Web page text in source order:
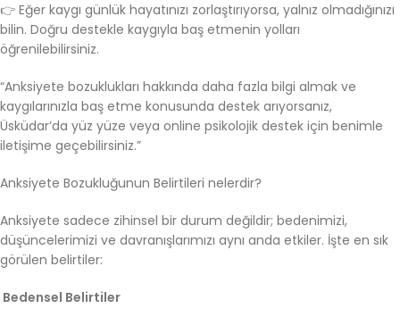
👉 Eğer kaygı günlük hayatınızı zorlaştırıyorsa, yalnız olmadığınızı
bilin. Doğru destekle kaygıyla baş etmenin yolları
öğrenilebilirsiniz.
“Anksiyete bozuklukları hakkında daha fazla bilgi almak ve
kaygılarınızla baş etme konusunda destek arıyorsanız,
Üsküdar’da yüz yüze veya online psikolojik destek için benimle
iletişime geçebilirsiniz.”
Anksiyete Bozukluğunun Belirtileri nelerdir?
Anksiyete sadece zihinsel bir durum değildir; bedenimizi,
düşüncelerimizi ve davranışlarımızı aynı anda etkiler. İşte en sık
görülen belirtiler:
Bedensel Belirtiler